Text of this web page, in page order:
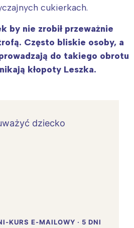
cukierkach.
by nie zrobił przeważnie
Często bliskie osoby, a
do takiego obrotu
kłopoty Leszka.
KURS E-MAILOWY · 5 DNI